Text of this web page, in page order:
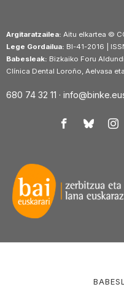
Argitaratzailea: Aitu elkartea ©
Lege Gordailua: BI-41-2016 |
Babesleak: Bizkaiko Foru
Clínica Dental Loroño, Aelvasa
680 74 32 11 ·